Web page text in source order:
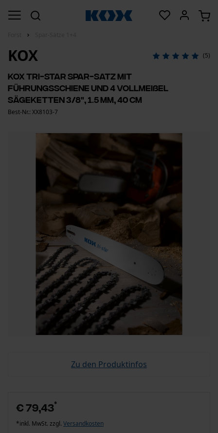
KOX (5)
KOX Tri-Star Spar-Satz mit
Führungsschiene und 4 Vollmeißel
Sägeketten 3/8", 1.5 mm, 40 cm
Best-Nr.: XX8103-7
Zu den Produktinfos
€ 79,43*
*inkl. MwSt. zzgl. Versandkosten